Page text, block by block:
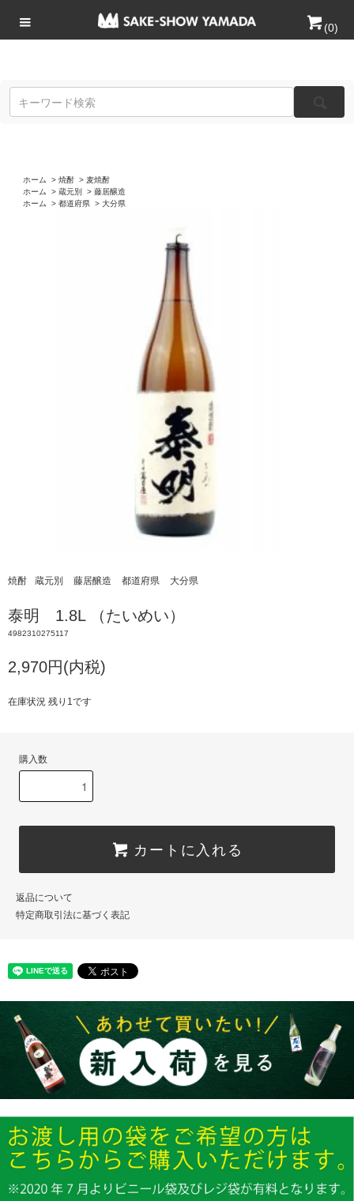
(0)
ホーム > 焼酎 > 麦焼酎
ホーム
> 蔵元別 > 藤居醸造
ホーム
> 都道府県 > 大分県
焼酎 蔵元別 藤居醸造 都道府県 大分県
泰明 1.8L （たいめい）
4982310275117
2,970円(内税)
在庫状況 残り1です
購入数
カートに入れる
返品について
特定商取引法に基づく表記